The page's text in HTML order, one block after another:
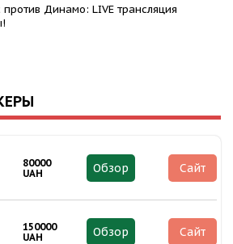
против Динамо: LIVE трансляция
80000
UAH
Обзор Сайт
150000
UAH
Обзор Сайт